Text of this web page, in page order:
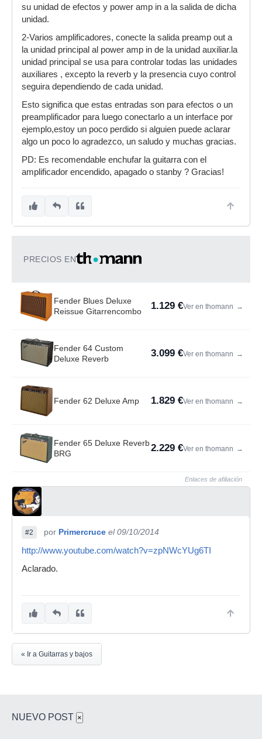
su unidad de efectos y power amp in a la salida de dicha
unidad.
2-Varios amplificadores, conecte la salida preamp out a
la unidad principal al power amp in de la unidad auxiliar.la
unidad principal se usa para controlar todas las unidades
auxiliares , excepto la reverb y la presencia cuyo control
seguira dependiendo de cada unidad.
Esto significa que estas entradas son para efectos o un
preamplificador para luego conectarlo a un interface por
ejemplo,estoy un poco perdido si alguien puede aclarar
algo un poco lo agradezco, un saludo y muchas gracias.
PD: Es recomendable enchufar la guitarra con el
amplificador encendido, apagado o stanby ? Gracias!
PRECIOS EN
Fender Blues Deluxe
Reissue Gitarrencombo
1.129 €Ver en thomann →
Fender 64 Custom
Deluxe Reverb
3.099 €Ver en thomann →
Fender 62 Deluxe Amp 1.829 €Ver en thomann →
Fender 65 Deluxe Reverb
BRG
2.229 €Ver en thomann →
Enlaces de afiliación
#2 por Primercruce el 09/10/2014
http://www.youtube.com/watch?v=zpNWcYUg6TI
Aclarado.
« Ir a Guitarras y bajos
NUEVO POST ×